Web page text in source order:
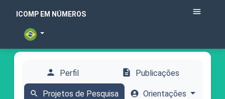
ICOMP EM NÚMEROS menu
person Perfil description Publicações
search Projetos de Pesquisa account_circle Orientações